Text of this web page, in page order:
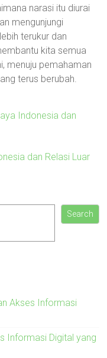
narasi itu diurai
mengunjungi
terukur dan
kita semua
menuju pemahaman
terus berubah.
Indonesia dan
dan Relasi Luar
Search
Akses Informasi
Informasi Digital yang